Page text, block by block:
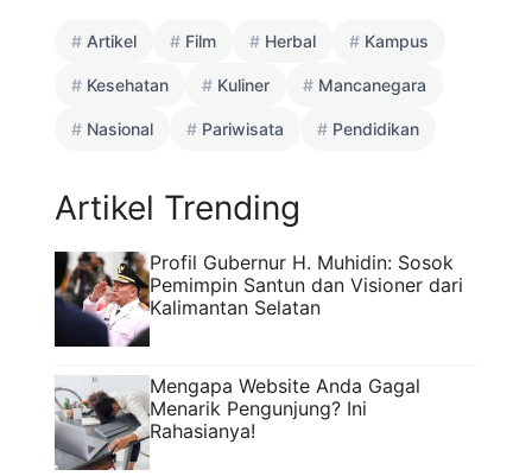
Artikel Film Herbal Kampus
Kesehatan Kuliner Mancanegara
Nasional Pariwisata Pendidikan
Artikel Trending
Profil Gubernur H. Muhidin: Sosok
Pemimpin Santun dan Visioner dari
Kalimantan Selatan
Mengapa Website Anda Gagal
Menarik Pengunjung? Ini
Rahasianya!